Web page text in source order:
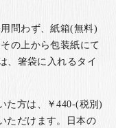
問わず、紙箱(無料)
の上から包装紙にて
、箸袋に入れるタイ
た方は、￥440-(税別)
ただけます。日本の